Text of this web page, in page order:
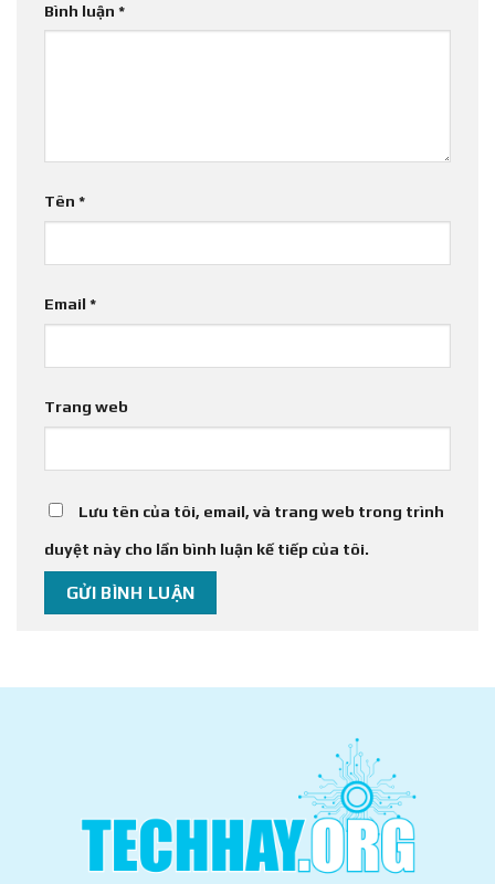
Bình luận *
Tên *
Email *
Trang web
Lưu tên của tôi, email, và trang web trong trình
duyệt này cho lần bình luận kế tiếp của tôi.